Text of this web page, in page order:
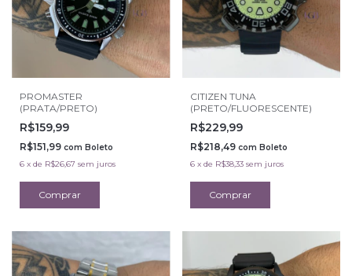
PROMASTER
(PRATA/PRETO)
R$159,99
R$151,99 com Boleto
6 x de R$26,67 sem juros
CITIZEN TUNA
(PRETO/FLUORESCENTE)
R$229,99
R$218,49 com Boleto
6 x de R$38,33 sem juros